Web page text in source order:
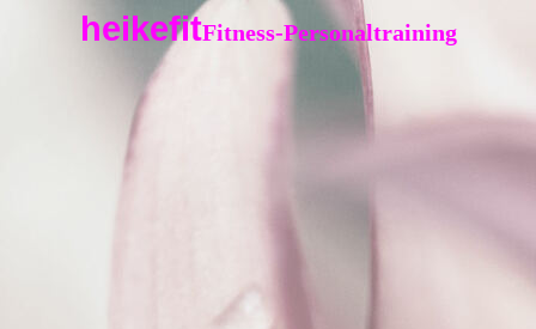
heikefitFitness-Personaltraining